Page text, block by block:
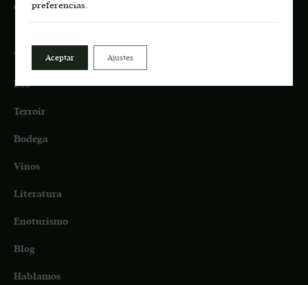
enoturismo.lasmoradas@grupoenate.es
Tienda
Eco
Terroir
Bodega
Vinos
Literatura
Enoturismo
Blog
Hablamos
preferencias.
Aceptar Ajustes